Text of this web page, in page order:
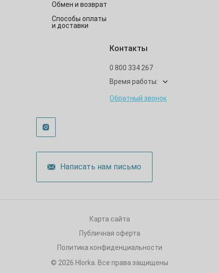
Написать нам письмо
Обмен и возврат
Способы оплаты
и доставки
Контакты
0 800 334 267
Время работы:
Обратный звонок
Карта сайта
Публичная оферта
Политика конфиденциальности
© 2026 Hlorka. Все права защищены